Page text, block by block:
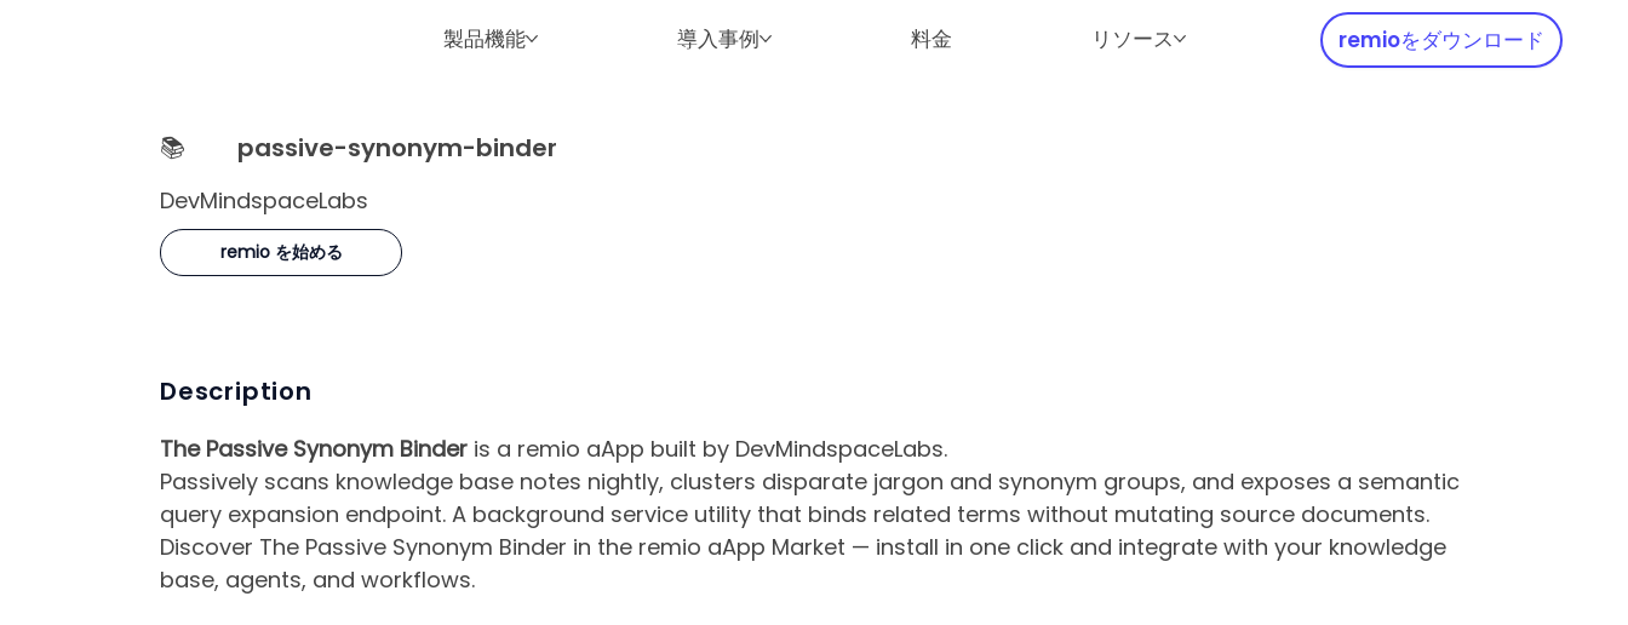
製品機能 導入事例 料金 リソース remioをダウンロード
📚 passive-synonym-binder
DevMindspaceLabs
remio を始める
Description
The Passive Synonym Binder is a remio aApp built by DevMindspaceLabs.
Passively scans knowledge base notes nightly, clusters disparate jargon and synonym groups, and exposes a semantic
query expansion endpoint. A background service utility that binds related terms without mutating source documents.
Discover The Passive Synonym Binder in the remio aApp Market — install in one click and integrate with your knowledge
base, agents, and workflows.